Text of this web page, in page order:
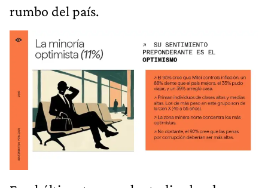
rumbo del país.